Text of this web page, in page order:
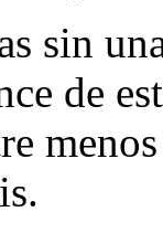
sin
de